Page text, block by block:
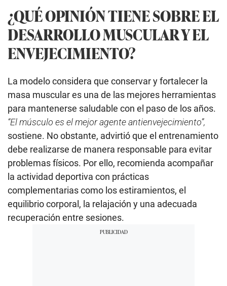
¿QUÉ OPINIÓN TIENE SOBRE EL
DESARROLLO MUSCULAR Y EL
ENVEJECIMIENTO?
La modelo considera que conservar y fortalecer la
masa muscular es una de las mejores herramientas
para mantenerse saludable con el paso de los años.
“El músculo es el mejor agente antienvejecimiento”,
sostiene. No obstante, advirtió que el entrenamiento
debe realizarse de manera responsable para evitar
problemas físicos. Por ello, recomienda acompañar
la actividad deportiva con prácticas
complementarias como los estiramientos, el
equilibrio corporal, la relajación y una adecuada
recuperación entre sesiones.